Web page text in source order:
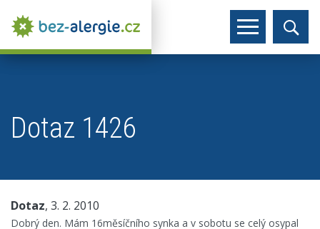
Dotaz 1426
Dotaz, 3. 2. 2010
Dobrý den. Mám 16měsíčního synka a v sobotu se celý osypal